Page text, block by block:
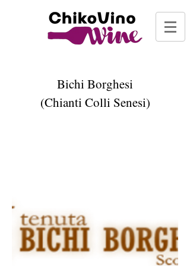
Bichi Borghesi
(Chianti Colli Senesi)